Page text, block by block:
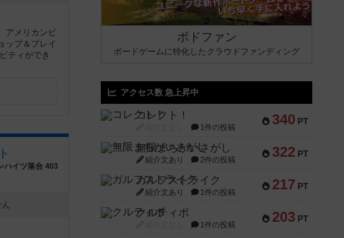
アメリカンビ
ップ＆プレイ
ティができ
ハイツ落合 403
ん
ボドファン
ボードゲームに特化したクラウドファンディング
アクセス数 急上昇中
340 PT
コレクト！
1件の投稿
322 PT
無限まちがいさがし
紹介文あり 2件の投稿
217 PT
ガルフストライク
紹介文あり 1件の投稿
203 PT
クルティボ
1件の投稿